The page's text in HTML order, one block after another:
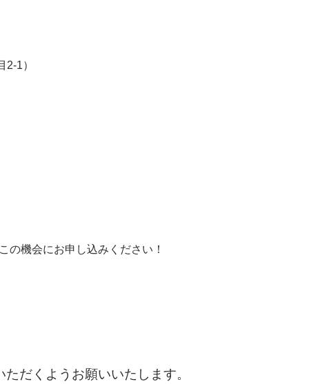
）
の機会にお申し込みください！
ただくようお願いいたします。